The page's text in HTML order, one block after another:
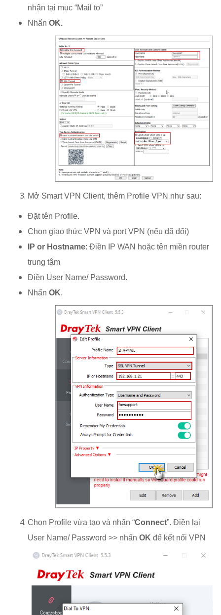
nhận tại mục “Mail to”
Nhấn OK.
Mở Smart VPN Client, thêm Profile VPN như sau:
Đặt tên Profile.
Chọn giao thức VPN và port VPN (nếu đã đổi)
IP or Hostname: Điền IP WAN hoặc tên miền router
trung tâm
Điền User Name/ Password.
Nhấn OK.
Chọn Profile vừa tạo và nhấn “Connect”. Điền lại
User Name/ Password >> nhấn OK để kết nối VPN